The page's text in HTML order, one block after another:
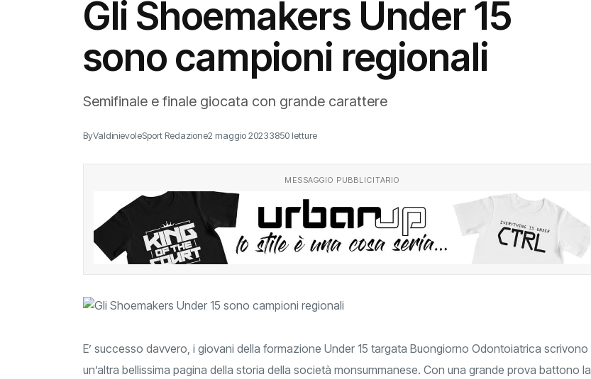
Gli Shoemakers Under 15
sono campioni regionali
Semifinale e finale giocata con grande carattere
ByValdinievoleSport Redazione2 maggio 20233850 letture
MESSAGGIO PUBBLICITARIO
E’ successo davvero, i giovani della formazione Under 15 targata Buongiorno Odontoiatrica scrivono
un’altra bellissima pagina della storia della società monsummanese. Con una grande prova battono la